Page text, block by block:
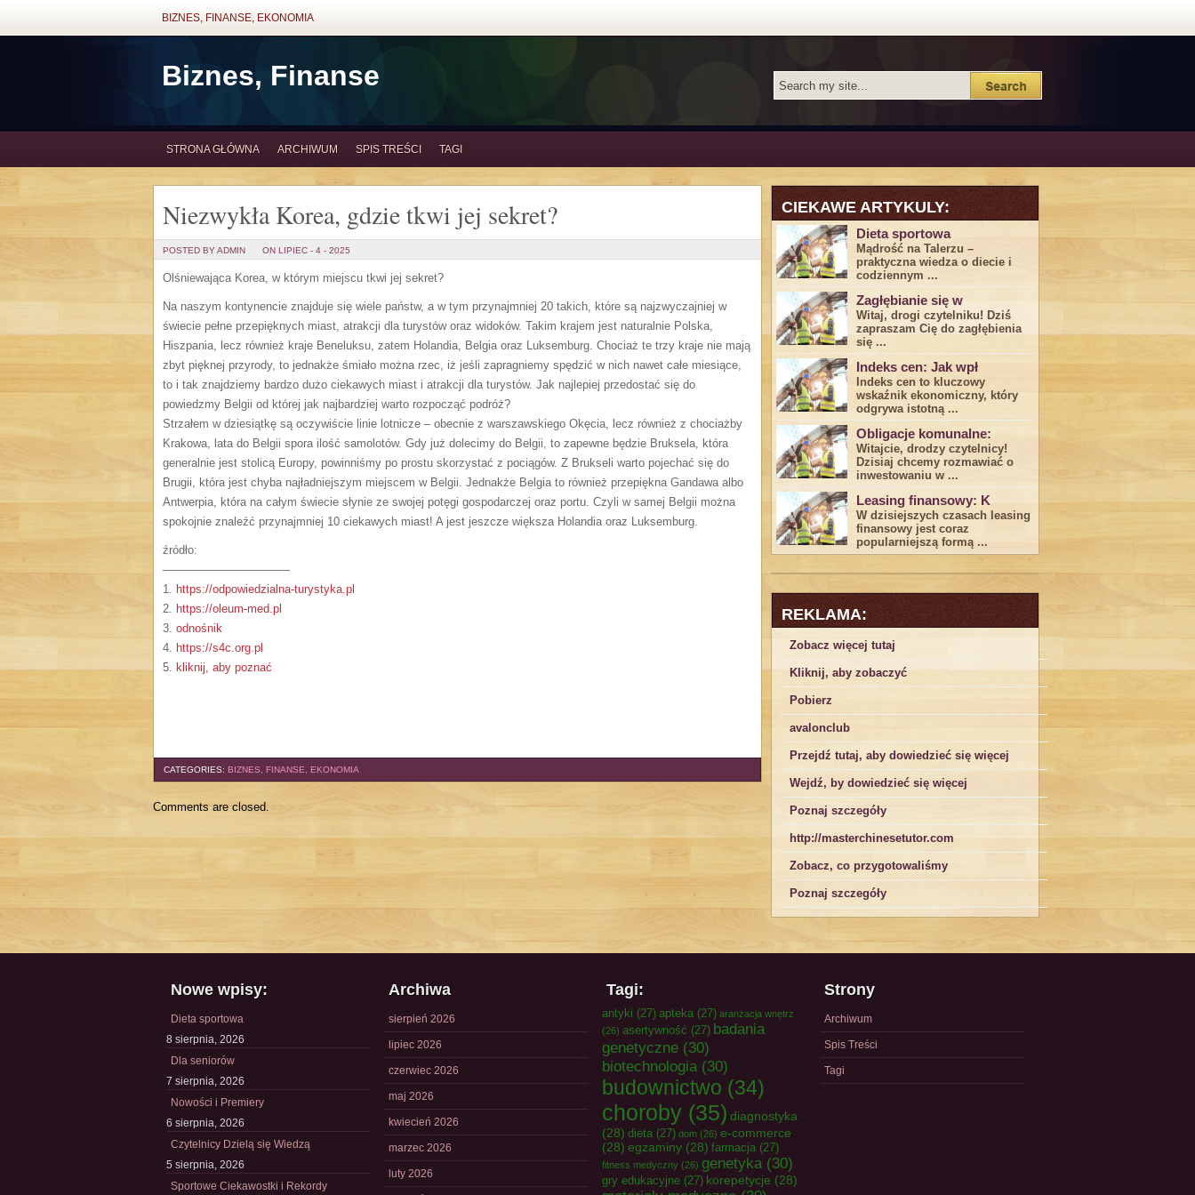
BIZNES, FINANSE, EKONOMIA
Biznes, Finanse
STRONA GŁÓWNA ARCHIWUM SPIS TREŚCI TAGI
Niezwykła Korea, gdzie tkwi jej sekret?
POSTED BY ADMIN ON LIPIEC - 4 - 2025
Olśniewająca Korea, w którym miejscu tkwi jej sekret?
Na naszym kontynencie znajduje się wiele państw, a w tym przynajmniej 20 takich, które są najzwyczajniej w
świecie pełne przepięknych miast, atrakcji dla turystów oraz widoków. Takim krajem jest naturalnie Polska,
Hiszpania, lecz również kraje Beneluksu, zatem Holandia, Belgia oraz Luksemburg. Chociaż te trzy kraje nie mają
zbyt pięknej przyrody, to jednakże śmiało można rzec, iż jeśli zapragniemy spędzić w nich nawet całe miesiące,
to i tak znajdziemy bardzo dużo ciekawych miast i atrakcji dla turystów. Jak najlepiej przedostać się do
powiedzmy Belgii od której jak najbardziej warto rozpocząć podróż?
Strzałem w dziesiątkę są oczywiście linie lotnicze – obecnie z warszawskiego Okęcia, lecz również z chociażby
Krakowa, lata do Belgii spora ilość samolotów. Gdy już dolecimy do Belgii, to zapewne będzie Bruksela, która
generalnie jest stolicą Europy, powinniśmy po prostu skorzystać z pociągów. Z Brukseli warto pojechać się do
Brugii, która jest chyba najładniejszym miejscem w Belgii. Jednakże Belgia to również przepiękna Gandawa albo
Antwerpia, która na całym świecie słynie ze swojej potęgi gospodarczej oraz portu. Czyli w samej Belgii można
spokojnie znaleźć przynajmniej 10 ciekawych miast! A jest jeszcze większa Holandia oraz Luksemburg.
źródło:
———————————
1. https://odpowiedzialna-turystyka.pl
2. https://oleum-med.pl
3. odnośnik
4. https://s4c.org.pl
5. kliknij, aby poznać
CATEGORIES: BIZNES, FINANSE, EKONOMIA
Comments are closed.
CIEKAWE ARTYKULY:
Dieta sportowa
Mądrość na Talerzu –
praktyczna wiedza o diecie i
codziennym ...
Zagłębianie się w
Witaj, drogi ⁤czytelniku! Dziś
zapraszam Cię do‍ zagłębienia
‍się⁢ ...
Indeks cen: Jak wpł
Indeks cen to kluczowy
wskaźnik ekonomiczny, który
odgrywa ​istotną ...
Obligacje komunalne:
Witajcie, drodzy czytelnicy!
Dzisiaj chcemy rozmawiać o
inwestowaniu w ...
Leasing finansowy: K
W dzisiejszych czasach leasing ​
finansowy jest ⁢coraz
popularniejszą formą ...
REKLAMA:
Zobacz więcej tutaj
Kliknij, aby zobaczyć
Pobierz
avalonclub
Przejdź tutaj, aby dowiedzieć się więcej
Wejdź, by dowiedzieć się więcej
Poznaj szczegóły
http://masterchinesetutor.com
Zobacz, co przygotowaliśmy
Poznaj szczegóły
Nowe wpisy:
Dieta sportowa
8 sierpnia, 2026
Dla seniorów
7 sierpnia, 2026
Nowości i Premiery
6 sierpnia, 2026
Czytelnicy Dzielą się Wiedzą
5 sierpnia, 2026
Sportowe Ciekawostki i Rekordy
Archiwa
sierpień 2026
lipiec 2026
czerwiec 2026
maj 2026
kwiecień 2026
marzec 2026
luty 2026
Tagi:
antyki (27) apteka (27) aranżacja wnętrz
(26) asertywność (27) badania
genetyczne (30)
biotechnologia(30)
budownictwo (34)
choroby (35) diagnostyka
(28) dieta (27) dom (26) e-commerce
(28) egzaminy (28) farmacja (27)
fitness medyczny (26) genetyka(30)
gry edukacyjne (27) korepetycje (28)
Strony
Archiwum
Spis Treści
Tagi